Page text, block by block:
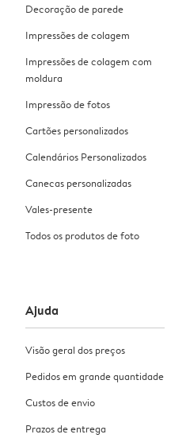
Decoração de parede
Impressões de colagem
Impressões de colagem com
moldura
Impressão de fotos
Cartões personalizados
Calendários Personalizados
Canecas personalizadas
Vales-presente
Todos os produtos de foto
Ajuda
Visão geral dos preços
Pedidos em grande quantidade
Custos de envio
Prazos de entrega